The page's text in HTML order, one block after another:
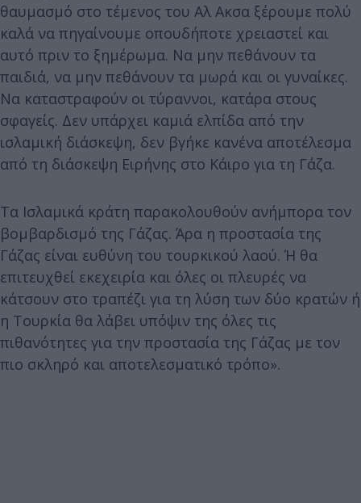
θαυμασμό στο τέμενος του Αλ Ακσα ξέρουμε πολύ
καλά να πηγαίνουμε οπουδήποτε χρειαστεί και
αυτό πριν το ξημέρωμα. Να μην πεθάνουν τα
παιδιά, να μην πεθάνουν τα μωρά και οι γυναίκες.
Να καταστραφούν οι τύραννοι, κατάρα στους
σφαγείς. Δεν υπάρχει καμιά ελπίδα από την
ισλαμική διάσκεψη, δεν βγήκε κανένα αποτέλεσμα
από τη διάσκεψη Ειρήνης στο Κάιρο για τη Γάζα.
Τα Ισλαμικά κράτη παρακολουθούν ανήμπορα τον
βομβαρδισμό της Γάζας. Άρα η προστασία της
Γάζας είναι ευθύνη του τουρκικού λαού. Ή θα
επιτευχθεί εκεχειρία και όλες οι πλευρές να
κάτσουν στο τραπέζι για τη λύση των δύο κρατών ή
η Τουρκία θα λάβει υπόψιν της όλες τις
πιθανότητες για την προστασία της Γάζας με τον
πιο σκληρό και αποτελεσματικό τρόπο».